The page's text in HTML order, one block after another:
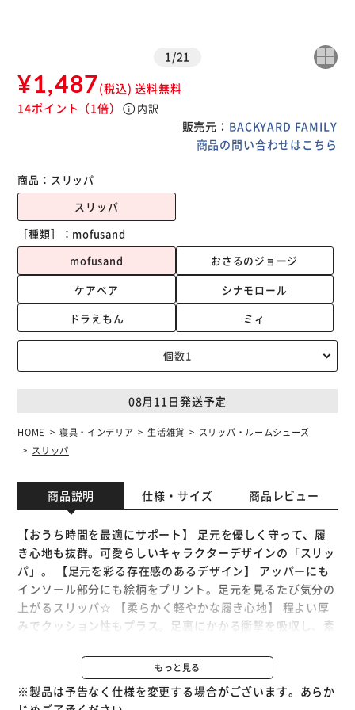
1/21
¥1,487(税込) 送料無料
14ポイント （1倍） info内訳
販売元： BACKYARD FAMILY
商品の問い合わせはこちら
商品： スリッパ
スリッパ
［種類］： mofusand
mofusand
おさるのジョージ
ケアベア
シナモロール
ドラえもん
ミィ
08月11日発送予定
HOME 寝具・インテリア 生活雑貨
スリッパ・ルームシューズ
スリッパ
商品説明 仕様・サイズ 商品レビュー
【おうち時間を最適にサポート】 足元を優しく守って、履
き心地も抜群。可愛らしいキャラクターデザインの「スリッ
パ」。 【足元を彩る存在感のあるデザイン】 アッパーにも
インソール部分にも絵柄をプリント。足元を見るたび気分の
上がるスリッパ☆ 【柔らかく軽やかな履き心地】 程よい厚
みでクッション性もプラス。足裏にかかる衝撃を吸収し、素
覆うベーシックデザイン。つま先をガードし、動いている時
も脱げにくく安全。 【傷つきや滑りを防ぐ安心設計】 底面
は滑りにくく、フローリングやマットを傷つけにくい仕様。
もっと見る
※製品は予告なく仕様を変更する場合がございます。あらか